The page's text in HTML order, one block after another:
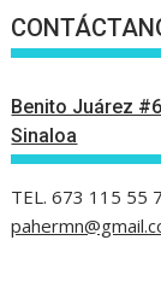
Benito Juárez
Sinaloa
TEL. 673 115 55